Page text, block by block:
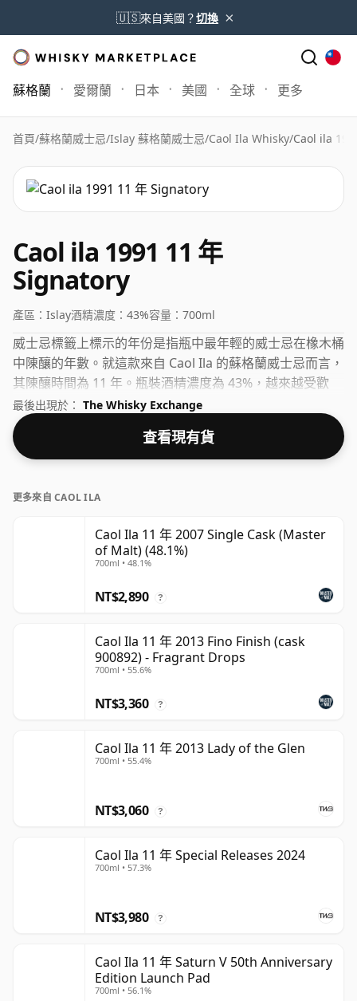
🇺🇸來自美國？切換 ×
蘇格蘭 愛爾蘭 日本 美國 全球 更多
首頁/蘇格蘭威士忌/Islay 蘇格蘭威士忌/Caol Ila Whisky/Caol ila
Caol ila 1991 11 年
Signatory
產區： Islay酒精濃度： 43%容量： 700ml
威士忌標籤上標示的年份是指瓶中最年輕的威士忌在橡木桶
中陳釀的年數。就這款來自 Caol Ila 的蘇格蘭威士忌而言，
其陳釀時間為 11 年。瓶裝酒精濃度為 43%，越來越受歡
迎，這是一種值得尊敬的飲用酒精度。
最後出現於： The Whisky Exchange
查看現有貨
更多來自 CAOL ILA
Caol Ila 11 年 2007 Single Cask (Master
of Malt) (48.1%)
700ml • 48.1%
NT$2,890 ?
Caol Ila 11 年 2013 Fino Finish (cask
900892) - Fragrant Drops
700ml • 55.6%
NT$3,360 ?
Caol Ila 11 年 2013 Lady of the Glen
700ml • 55.4%
NT$3,060 ?
Caol Ila 11 年 Special Releases 2024
700ml • 57.3%
NT$3,980 ?
Caol Ila 11 年 Saturn V 50th Anniversary
Edition Launch Pad
700ml • 56.1%